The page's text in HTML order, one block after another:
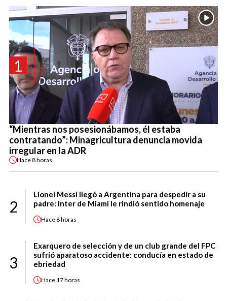
1
“Mientras nos posesionábamos, él estaba
contratando”: Minagricultura denuncia movida
irregular en la ADR
Hace8 horas
2
Lionel Messi llegó a Argentina para despedir a su
padre: Inter de Miami le rindió sentido homenaje
Hace8 horas
3
Exarquero de selección y de un club grande del FPC
sufrió aparatoso accidente: conducía en estado de
ebriedad
Hace 17 horas